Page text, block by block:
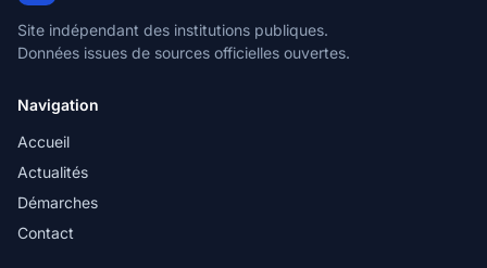
Site indépendant des institutions publiques.
Données issues de sources officielles ouvertes.
Navigation
Accueil
Actualités
Démarches
Contact